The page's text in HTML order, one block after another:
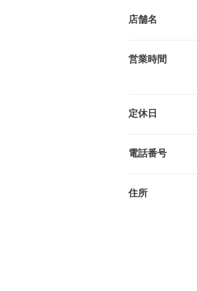
店舗名
営業時間
定休日
電話番号
住所